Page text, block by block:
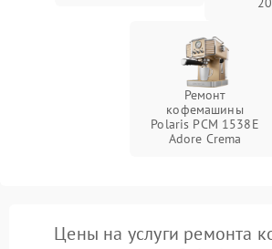
Ремонт
кофемашины
Polaris PCM 1538E
Adore Crema
Цены на услуги ремонта